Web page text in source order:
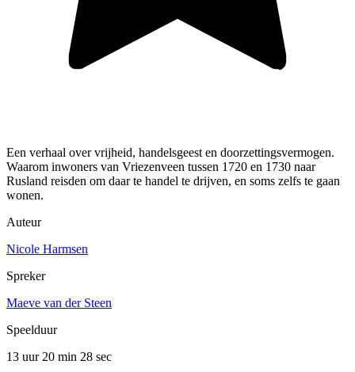
Een verhaal over vrijheid, handelsgeest en doorzettingsvermogen.
Waarom inwoners van Vriezenveen tussen 1720 en 1730 naar
Rusland reisden om daar te handel te drijven, en soms zelfs te gaan
wonen.
Auteur
Nicole Harmsen
Spreker
Maeve van der Steen
Speelduur
13 uur 20 min 28 sec